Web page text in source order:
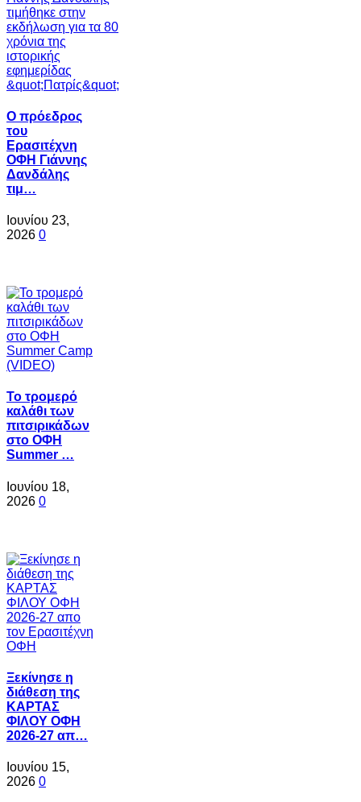
Ο πρόεδρος
του
Ερασιτέχνη
ΟΦΗ Γιάννης
Δανδάλης
τιμ…
Ιουνίου 23,
2026 0
Το τρομερό
καλάθι των
πιτσιρικάδων
στο ΟΦΗ
Summer …
Ιουνίου 18,
2026 0
Ξεκίνησε η
διάθεση της
ΚΑΡΤΑΣ
ΦΙΛΟΥ ΟΦΗ
2026-27 απ…
Ιουνίου 15,
2026 0